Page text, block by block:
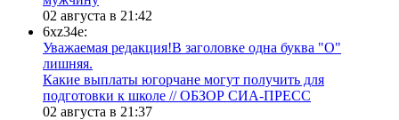
02 августа в 21:42
6xz34e:
Уважаемая редакция!В заголовке одна буква "О"
лишняя.
Какие выплаты югорчане могут получить для
подготовки к школе // ОБЗОР СИА-ПРЕСС
02 августа в 21:37